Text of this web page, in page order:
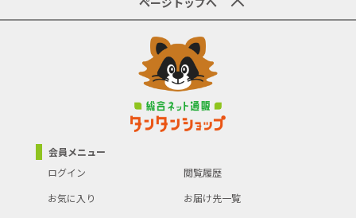
で、あらかじめご了承ください。
文房具・事務用品
会員メニュー
ログイン
閲覧履歴
お気に入り
お届け先一覧